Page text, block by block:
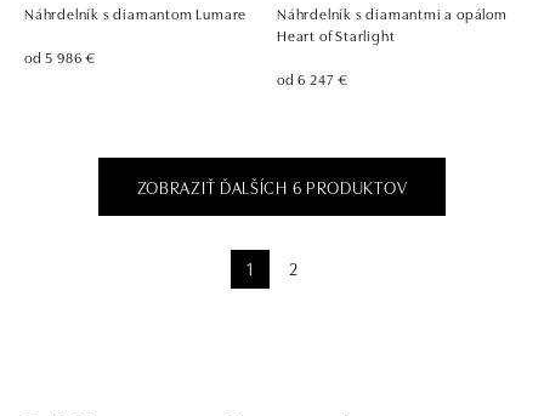
Náhrdelník s diamantom Lumare
od 5 986 €
Náhrdelník s diamantmi a opálom
Heart of Starlight
od 6 247 €
ZOBRAZIŤ ĎALŠÍCH 6 PRODUKTOV
1 2